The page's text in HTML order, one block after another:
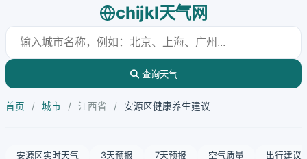
chijkl天气网
查询天气
首页 / 城市 / 江西省 / 安源区健康养生建议
安源区实时天气 3天预报 7天预报 空气质量 出行建议